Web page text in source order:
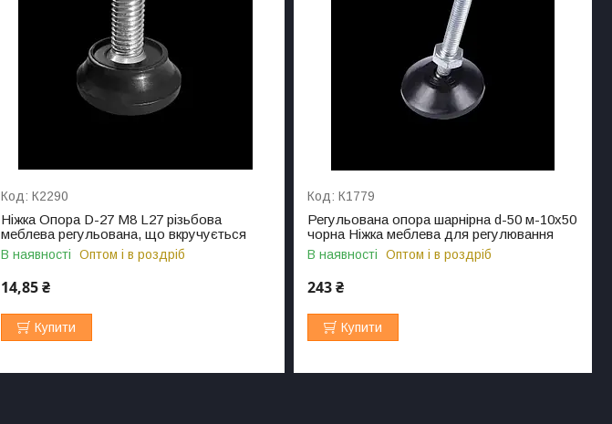
К2290
Ніжка Опора D-27 M8 L27 різьбова
меблева регульована, що вкручується
В наявності Оптом і в роздріб
14,85 ₴
Купити
К1779
Регульована опора шарнірна d-50 м-10х50
чорна Ніжка меблева для регулювання
В наявності Оптом і в роздріб
243 ₴
Купити